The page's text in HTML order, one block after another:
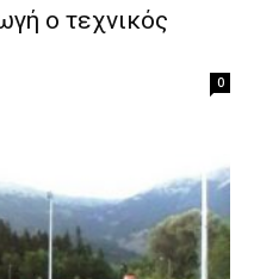
ο τεχνικός
0